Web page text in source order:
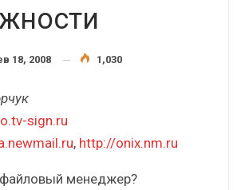
18, 2008 1,030
sign.ru
, http://onix.nm.ru
менеджер?